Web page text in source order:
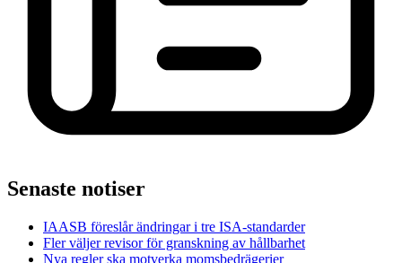
Senaste notiser
IAASB föreslår ändringar i tre ISA-standarder
Fler väljer revisor för granskning av hållbarhet
Nya regler ska motverka momsbedrägerier